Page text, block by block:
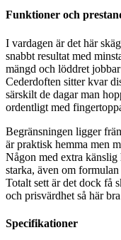
Funktioner och
I vardagen är det här
snabbt resultat med
mängd och löddret
Cederdoften sitter kvar
särskilt de dagar man
ordentligt med
Begränsningen ligger
är praktisk hemma men
Någon med extra
starka, även om
Totalt sett är det dock få
och prisvärdhet så här
Specifikationer